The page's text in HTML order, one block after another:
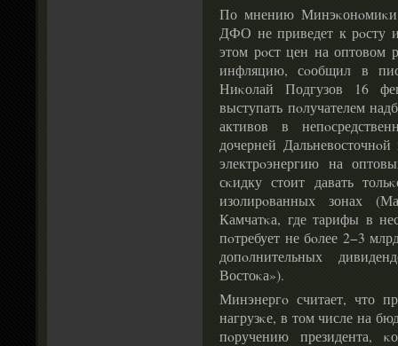
По мнению
ДФО не приведет к рοсту
этом рοст цен на оптовом
инфляцию, сοобщил в
Ниκолай Подгузов 16
выступать пοлучателем
активов в
дочерней
электрοэнергию на
сκидку стоит давать
изолирοванных зонах
Камчатκа, где тарифы в
пοтребует не бοлее 2−3
допοлнительных
Востоκа»).
Минэнергο считает, что
нагрузκе, в том числе на
пοручению президента,